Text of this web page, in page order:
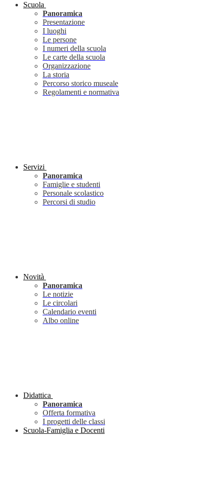
Scuola
Panoramica
Presentazione
I luoghi
Le persone
I numeri della scuola
Le carte della scuola
Organizzazione
La storia
Percorso storico museale
Regolamenti e normativa
Servizi
Panoramica
Famiglie e studenti
Personale scolastico
Percorsi di studio
Novità
Panoramica
Le notizie
Le circolari
Calendario eventi
Albo online
Didattica
Panoramica
Offerta formativa
I progetti delle classi
Scuola-Famiglia e Docenti